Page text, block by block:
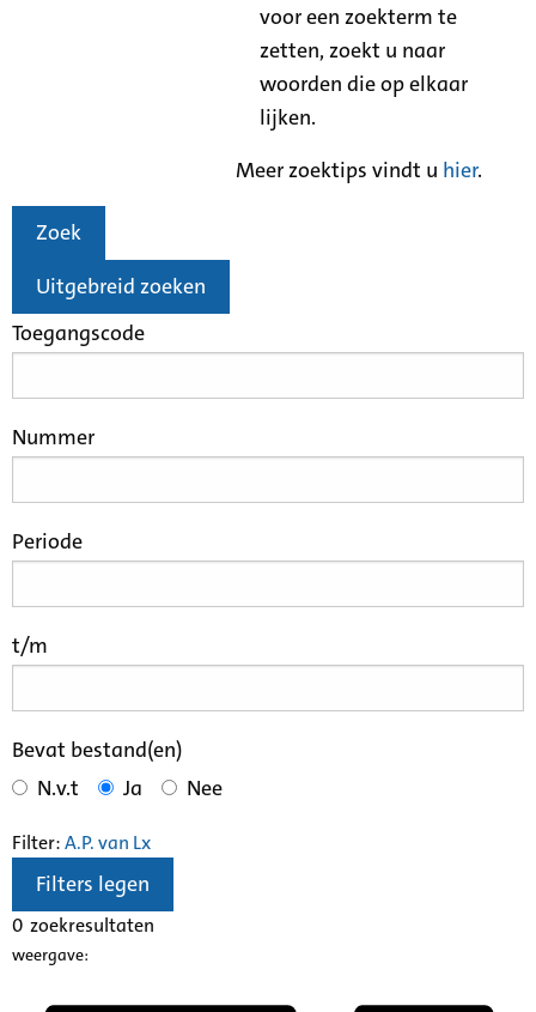
voor een zoekterm te
zetten, zoekt u naar
woorden die op elkaar
lijken.
Meer zoektips vindt u hier.
Zoek
Uitgebreid zoeken
Toegangscode
Nummer
Periode
t/m
Bevat bestand(en)
N.v.t
Ja Nee
Filter:A.P. van Lx
Filters legen
0 zoekresultaten
weergave: